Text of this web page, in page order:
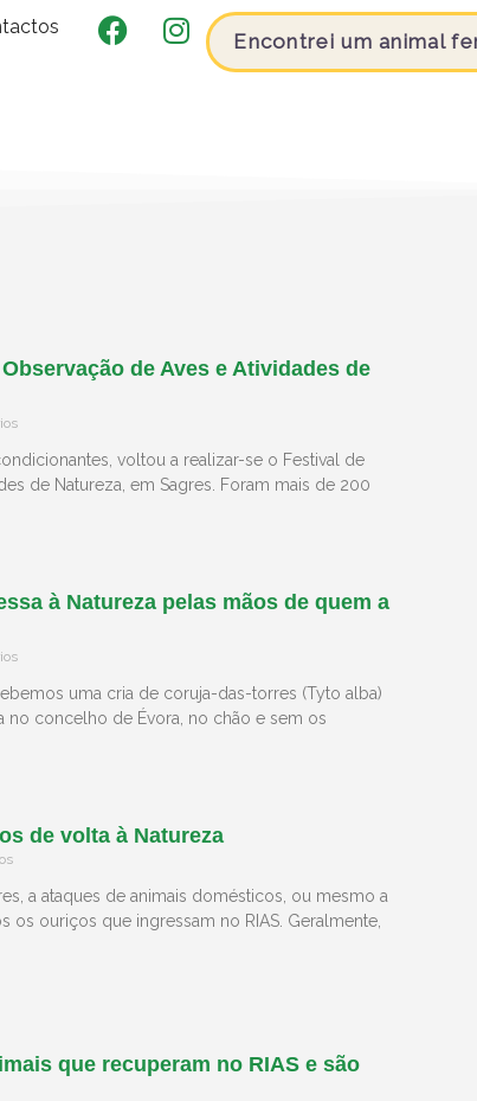
Encontrei um animal
de Aves e Atividades de
voltou a realizar-se o Festival de
de Natureza, em Sagres. Foram mais de 200
à Natureza pelas mãos de quem a
uma cria de coruja-das-torres (Tyto alba)
no concelho de Évora, no chão e sem os
de volta à Natureza
a ataques de animais domésticos, ou mesmo a
os ouriços que ingressam no RIAS. Geralmente,
que recuperam no RIAS e são